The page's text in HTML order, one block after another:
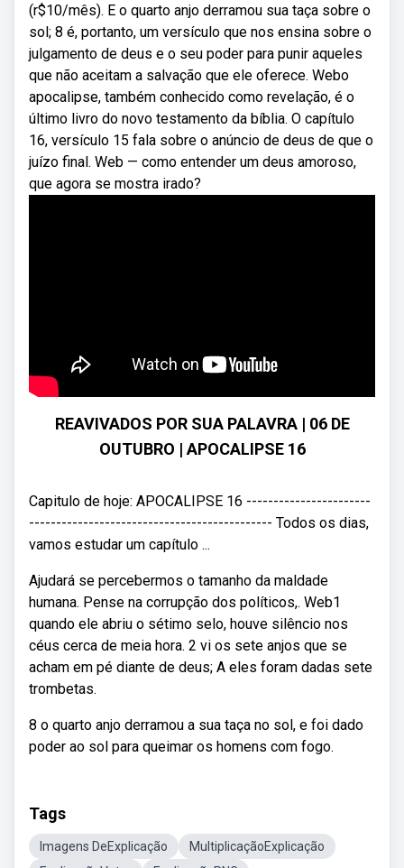
(r$10/mês). E o quarto anjo derramou sua taça sobre o
sol; 8 é, portanto, um versículo que nos ensina sobre o
julgamento de deus e o seu poder para punir aqueles
que não aceitam a salvação que ele oferece. Webo
apocalipse, também conhecido como revelação, é o
último livro do novo testamento da bíblia. O capítulo
16, versículo 15 fala sobre o anúncio de deus de que o
juízo final. Web — como entender um deus amoroso,
que agora se mostra irado?
REAVIVADOS POR SUA PALAVRA | 06 DE
OUTUBRO | APOCALIPSE 16
Capitulo de hoje: APOCALIPSE 16 -----------------------
--------------------------------------------- Todos os dias,
vamos estudar um capítulo ...
Ajudará se percebermos o tamanho da maldade
humana. Pense na corrupção dos políticos,. Web1
quando ele abriu o sétimo selo, houve silêncio nos
céus cerca de meia hora. 2 vi os sete anjos que se
acham em pé diante de deus; A eles foram dadas sete
trombetas.
8 o quarto anjo derramou a sua taça no sol, e foi dado
poder ao sol para queimar os homens com fogo.
Tags
Imagens DeExplicação
MultiplicaçãoExplicação